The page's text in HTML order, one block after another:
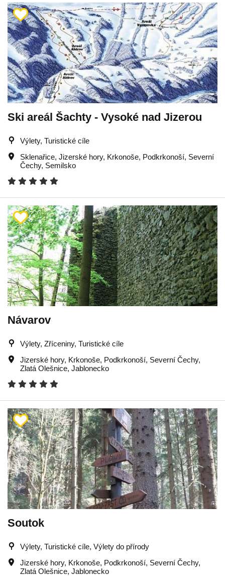
Ski areál Šachty - Vysoké nad Jizerou
Výlety, Turistické cíle
Sklenařice, Jizerské hory, Krkonoše, Podkrkonoší, Severní
Čechy, Semilsko
Návarov
Výlety, Zříceniny, Turistické cíle
Jizerské hory, Krkonoše, Podkrkonoší, Severní Čechy,
Zlatá Olešnice, Jablonecko
Soutok
Výlety, Turistické cíle, Výlety do přírody
Jizerské hory, Krkonoše, Podkrkonoší, Severní Čechy,
Zlatá Olešnice, Jablonecko